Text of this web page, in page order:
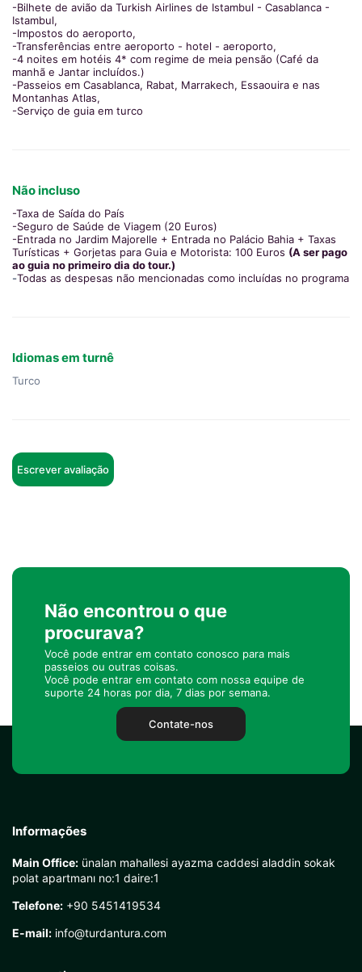
-Bilhete de avião da Turkish Airlines de Istambul - Casablanca -
Istambul,
-Impostos do aeroporto,
-Transferências entre aeroporto - hotel - aeroporto,
-4 noites em hotéis 4* com regime de meia pensão (Café da
manhã e Jantar incluídos.)
-Passeios em Casablanca, Rabat, Marrakech, Essaouira e nas
Montanhas Atlas,
-Serviço de guia em turco
Não incluso
-Taxa de Saída do País
-Seguro de Saúde de Viagem (20 Euros)
-Entrada no Jardim Majorelle + Entrada no Palácio Bahia + Taxas
Turísticas + Gorjetas para Guia e Motorista: 100 Euros (A ser pago
ao guia no primeiro dia do tour.)
-Todas as despesas não mencionadas como incluídas no programa
Idiomas em turnê
Turco
Escrever avaliação
Não encontrou o que
procurava?
Você pode entrar em contato conosco para mais
passeios ou outras coisas.
Você pode entrar em contato com nossa equipe de
suporte 24 horas por dia, 7 dias por semana.
Contate-nos
Informações
Main Office: ünalan mahallesi ayazma caddesi aladdin sokak
polat apartmanı no:1 daire:1
Telefone: +90 5451419534
E-mail: info@turdantura.com